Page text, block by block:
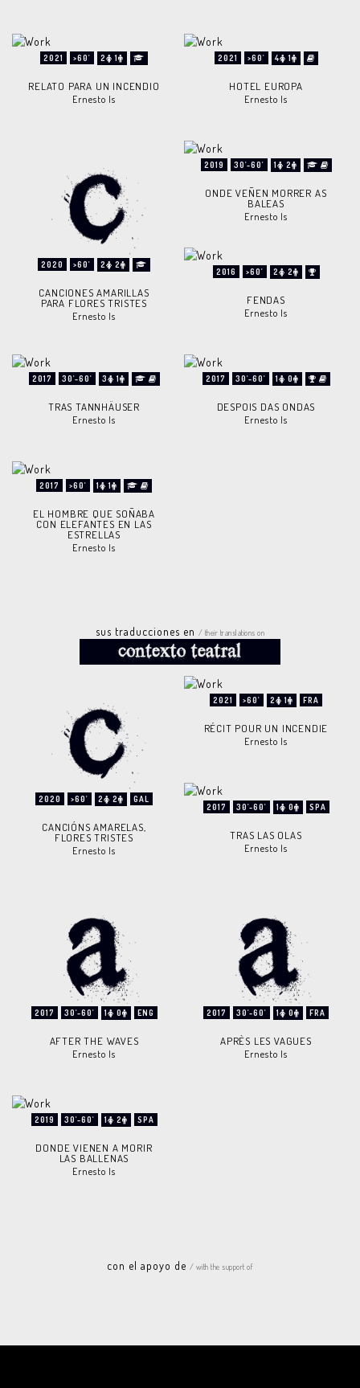
2021 >60' 2 1
RELATO PARA UN INCENDIO
Ernesto Is
2021 >60' 4 1
HOTEL EUROPA
Ernesto Is
2020 >60' 2 2
CANCIONES AMARILLAS
PARA FLORES TRISTES
Ernesto Is
2019 30'-60' 1 2
ONDE VEÑEN MORRER AS
BALEAS
Ernesto Is
2016 >60' 2 2
FENDAS
Ernesto Is
2017 30'-60' 3 1
TRAS TANNHÄUSER
Ernesto Is
2017 30'-60' 1 0
DESPOIS DAS ONDAS
Ernesto Is
2017 >60' 1 1
EL HOMBRE QUE SOÑABA
CON ELEFANTES EN LAS
ESTRELLAS
Ernesto Is
sus traducciones en / their translations on
2020 >60' 2 2 GAL
CANCIÓNS AMARELAS,
FLORES TRISTES
Ernesto Is
2021 >60' 2 1 FRA
RÉCIT POUR UN INCENDIE
Ernesto Is
2017 30'-60' 1 0 SPA
TRAS LAS OLAS
Ernesto Is
2017 30'-60' 1 0 ENG
AFTER THE WAVES
Ernesto Is
2017 30'-60' 1 0 FRA
APRÈS LES VAGUES
Ernesto Is
2019 30'-60' 1 2 SPA
DONDE VIENEN A MORIR
LAS BALLENAS
Ernesto Is
con el apoyo de / with the support of